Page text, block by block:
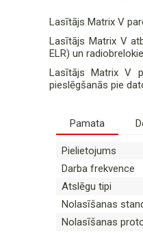
Lasītājs Matrix V
Lasītājs Matrix V
ELR) un
Lasītājs Matrix V
pieslēgšanās pie
Pamata
Pielietojums
Darba frekvence
Atslēgu tipi
Nolasīšanas
Nolasīšanas